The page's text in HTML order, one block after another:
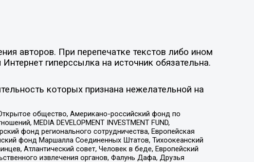
авторов. При перепечатке текстов либо ином
гиперссылка на источник обязательна.
которых признана нежелательной на
общество, Американо-российский фонд по
MEDIA DEVELOPMENT INVESTMENT FUND,
фонд регионального сотрудничества, Европейская
фонд Маршалла Соединенных Штатов, Тихоокеанский
Атлантический совет, Человек в беде, Европейский
извлечения органов, Фалунь Дафа, Друзья